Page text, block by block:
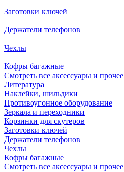
Заготовки ключей
Держатели телефонов
Чехлы
Кофры багажные
Смотреть все аксессуары и прочее
Литература
Наклейки, шильдики
Противоугонное оборудование
Зеркала и переходники
Корзинки для скутеров
Заготовки ключей
Держатели телефонов
Чехлы
Кофры багажные
Смотреть все аксессуары и прочее